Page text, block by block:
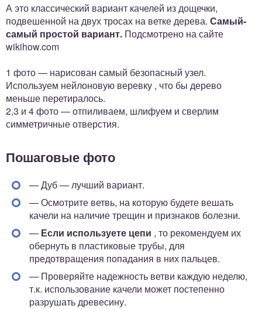
А это классический вариант качелей из дощечки,
подвешенной на двух тросах на ветке дерева. Самый-
самый простой вариант. Подсмотрено на сайте
wikihow.com
1 фото — нарисован самый безопасный узел.
Используем нейлоновую веревку , что бы дерево
меньше перетиралось.
2,3 и 4 фото — отпиливаем, шлифуем и сверлим
симметричные отверстия.
Пошаговые фото
— Дуб — лучший вариант.
— Осмотрите ветвь, на которую будете вешать
качели на наличие трещин и признаков болезни.
— Если используете цепи , то рекомендуем их
обернуть в пластиковые трубы, для
предотвращения попадания в них пальцев.
— Проверяйте надежность ветви каждую неделю,
т.к. использование качели может постепенно
разрушать древесину.